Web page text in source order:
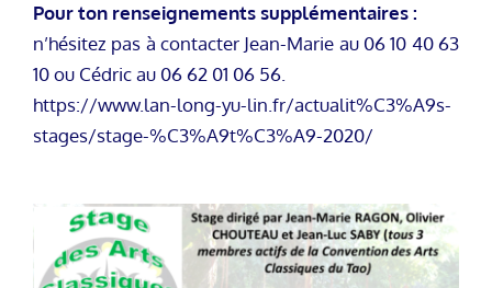
Pour ton renseignements supplémentaires :
n’hésitez pas à contacter Jean-Marie au 06 10 40 63
10 ou Cédric au 06 62 01 06 56.
https://www.lan-long-yu-lin.fr/actualit%C3%A9s-
stages/stage-%C3%A9t%C3%A9-2020/